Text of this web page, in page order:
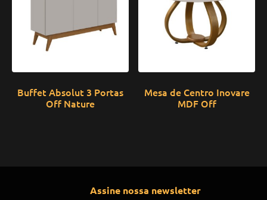
Buffet Absolut 3 Portas
Off Nature
Mesa de Centro Inovare
MDF Off
Assine nossa newsletter